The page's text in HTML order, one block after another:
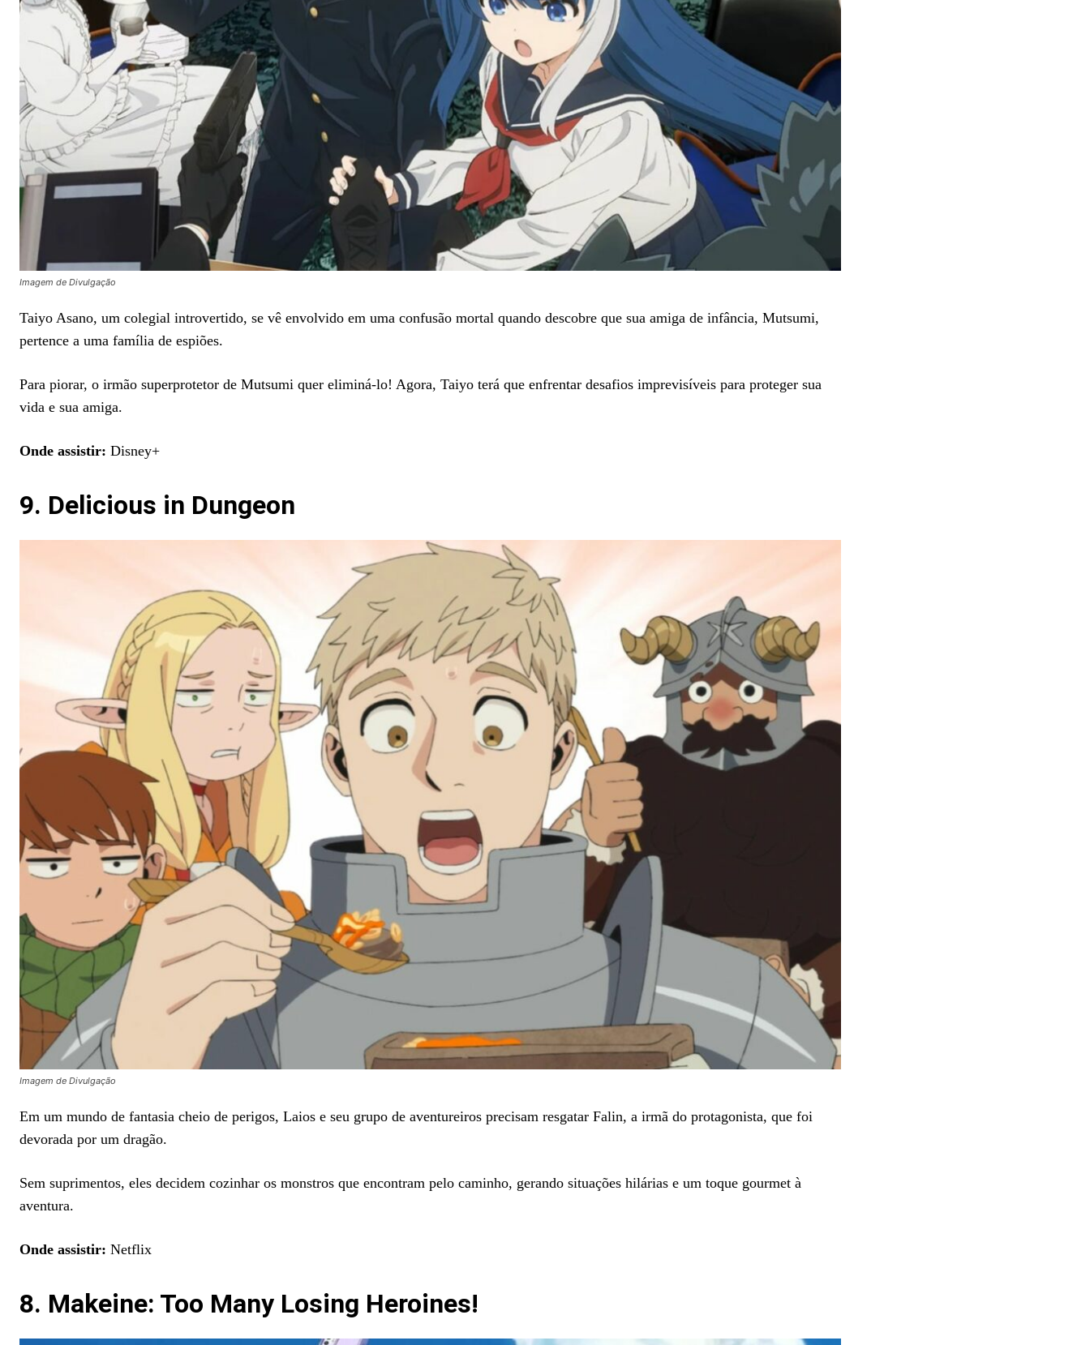
Imagem de Divulgação
Taiyo Asano, um colegial introvertido, se vê envolvido em uma confusão mortal quando descobre que sua amiga de infância, Mutsumi,
pertence a uma família de espiões.
Para piorar, o irmão superprotetor de Mutsumi quer eliminá-lo! Agora, Taiyo terá que enfrentar desafios imprevisíveis para proteger sua
vida e sua amiga.
Onde assistir: Disney+
9. Delicious in Dungeon
Imagem de Divulgação
Em um mundo de fantasia cheio de perigos, Laios e seu grupo de aventureiros precisam resgatar Falin, a irmã do protagonista, que foi
devorada por um dragão.
Sem suprimentos, eles decidem cozinhar os monstros que encontram pelo caminho, gerando situações hilárias e um toque gourmet à
aventura.
Onde assistir: Netflix
8. Makeine: Too Many Losing Heroines!